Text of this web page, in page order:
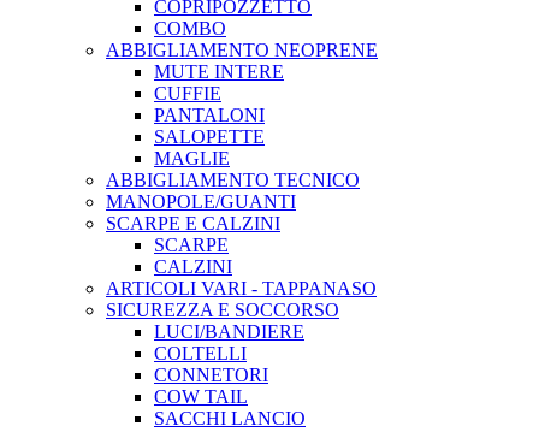
COPRIPOZZETTO
COMBO
ABBIGLIAMENTO NEOPRENE
MUTE INTERE
CUFFIE
PANTALONI
SALOPETTE
MAGLIE
ABBIGLIAMENTO TECNICO
MANOPOLE/GUANTI
SCARPE E CALZINI
SCARPE
CALZINI
ARTICOLI VARI - TAPPANASO
SICUREZZA E SOCCORSO
LUCI/BANDIERE
COLTELLI
CONNETORI
COW TAIL
SACCHI LANCIO